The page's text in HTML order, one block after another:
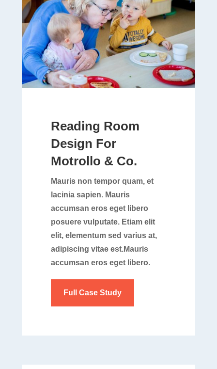
Reading Room
Design For
Motrollo & Co.
Mauris non tempor quam, et
lacinia sapien. Mauris
accumsan eros eget libero
posuere vulputate. Etiam elit
elit, elementum sed varius at,
adipiscing vitae est.Mauris
accumsan eros eget libero.
Full Case Study